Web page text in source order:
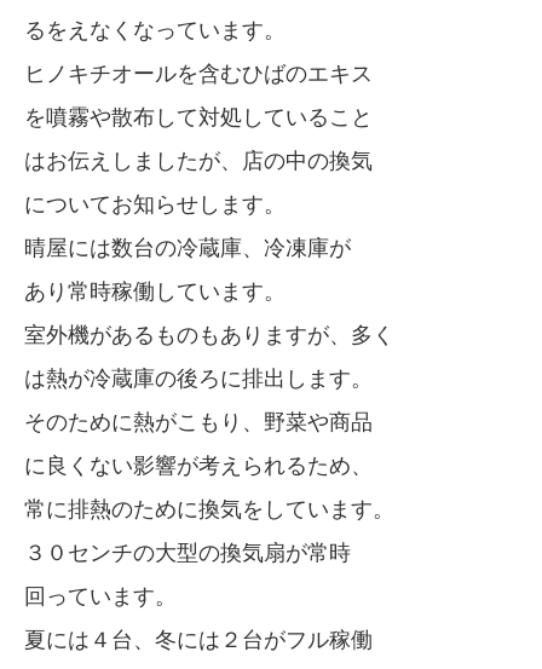
るをえなくなっています。
ヒノキチオールを含むひばのエキス
を噴霧や散布して対処していること
はお伝えしましたが、店の中の換気
についてお知らせします。
晴屋には数台の冷蔵庫、冷凍庫が
あり常時稼働しています。
室外機があるものもありますが、多く
は熱が冷蔵庫の後ろに排出します。
そのために熱がこもり、野菜や商品
に良くない影響が考えられるため、
常に排熱のために換気をしています。
３０センチの大型の換気扇が常時
回っています。
夏には４台、冬には２台がフル稼働